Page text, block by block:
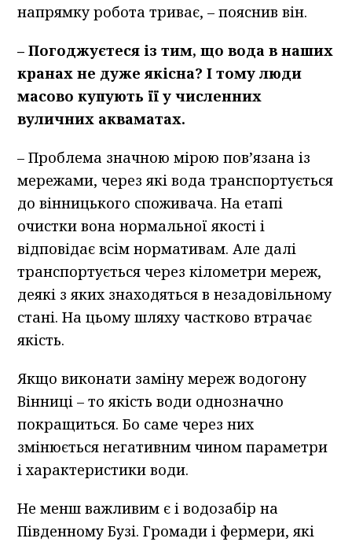
напрямку робота триває, – пояснив він.
– Погоджуєтеся із тим, що вода в наших
кранах не дуже якісна? І тому люди
масово купують її у численних
вуличних акваматах.
– Проблема значною мірою пов’язана із
мережами, через які вода транспортується
до вінницького споживача. На етапі
очистки вона нормальної якості і
відповідає всім нормативам. Але далі
транспортується через кілометри мереж,
деякі з яких знаходяться в незадовільному
стані. На цьому шляху частково втрачає
якість.
Якщо виконати заміну мереж водогону
Вінниці – то якість води однозначно
покращиться. Бо саме через них
змінюється негативним чином параметри
і характеристики води.
Не менш важливим є і водозабір на
Південному Бузі. Громади і фермери, які